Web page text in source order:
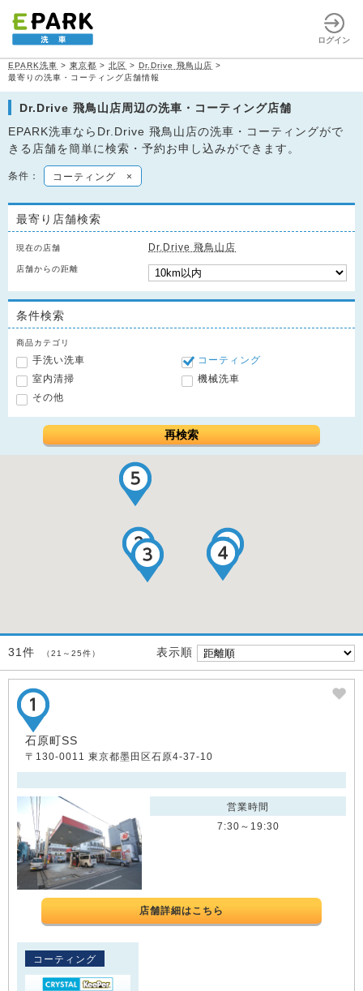
ログイン
EPARK洗車 > 東京都 > 北区 > Dr.Drive 飛鳥山店 >
最寄りの洗車・コーティング店舗情報
Dr.Drive 飛鳥山店周辺の洗車・コーティング店舗
EPARK洗車ならDr.Drive 飛鳥山店の洗車・コーティングがで
きる店舗を簡単に検索・予約お申し込みができます。
条件： コーティング ×
最寄り店舗検索
現在の店舗 Dr.Drive 飛鳥山店
店舗からの距離
条件検索
商品カテゴリ
手洗い洗車
コーティング
室内清掃
機械洗車
その他
再検索
31件 （21～25件） 表示順
石原町SS
〒130-0011 東京都墨田区石原4-37-10
営業時間
7:30～19:30
店舗詳細はこちら
コーティング